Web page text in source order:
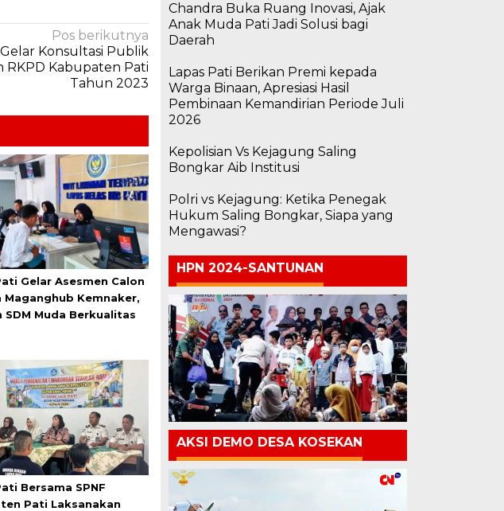
Pos berikutnya
Konsultasi Publik
RKPD Kabupaten Pati
Tahun 2023
Gelar Asesmen Calon
Maganghub Kemnaker,
SDM Muda Berkualitas
Bersama SPNF
Pati Laksanakan
Chandra Buka Ruang Inovasi, Ajak
Anak Muda Pati Jadi Solusi bagi
Daerah
Lapas Pati Berikan Premi kepada
Warga Binaan, Apresiasi Hasil
Pembinaan Kemandirian Periode Juli
2026
Kepolisian Vs Kejagung Saling
Bongkar Aib Institusi
Polri vs Kejagung: Ketika Penegak
Hukum Saling Bongkar, Siapa yang
Mengawasi?
HPN 2024-SANTUNAN
AKSI DEMO DESA KOSEKAN